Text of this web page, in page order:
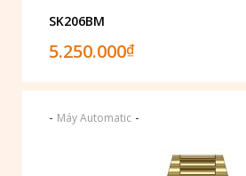
SK206BM
5.250.000₫
- Máy Automatic -